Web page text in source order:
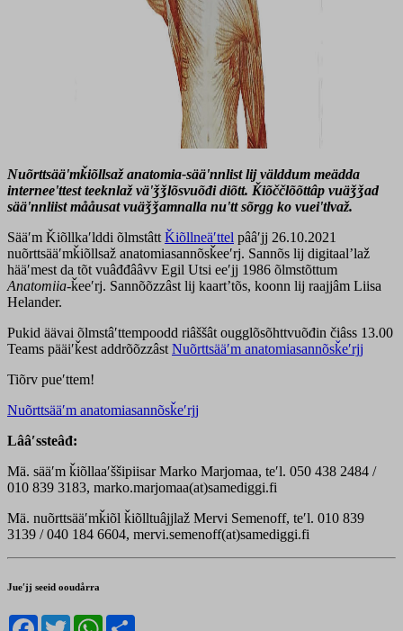
Nuõrttsääʹmǩiõllsaž anatomia-sääʹnnlist lij välddum meädda
interneeʹttest teeknlaž väʹǯǯlõsvuõđi diõtt. Ǩiõččlõõttâp vuäǯǯad
sääʹnnliist mååusat vuäǯǯamnalla nuʹtt sõrgg ko vueiʹtlvaž.
Sääʹm Ǩiõllkaʹlddi õlmstâtt Ǩiõllneäʹttel pââʹjj 26.10.2021
nuõrttsääʹmǩiõllsaž anatomiasannõsǩeeʹrj. Sannõs lij digitaalʼlaž
hääʹmest da tõt vuâđđââvv Egil Utsi eeʹjj 1986 õlmstõttum
Anatomiia-ǩeeʹrj. Sannõõzzâst lij kaartʼtõs, koonn lij raajjâm Liisa
Helander.
Pukid äävai õlmstâʹttempoodd riâššât ougglõsõhttvuõđin čiâss 13.00
Teams pääiʹǩest addrõõzzâst Nuõrttsääʹm anatomiasannõsǩeʹrjj
Tiõrv pueʹttem!
Nuõrttsääʹm anatomiasannõsǩeʹrjj
Lââʹssteâđ:
Mä. sääʹm ǩiõllaaʹššipiisar Marko Marjomaa, teʹl. 050 438 2484 /
010 839 3183, marko.marjomaa(at)samediggi.fi
Mä. nuõrttsääʹmǩiõl ǩiõlltuâjjlaž Mervi Semenoff, teʹl. 010 839
3139 / 040 184 6604, mervi.semenoff(at)samediggi.fi
Jueʹjj seeid ooudårra
Facebook
TwitterWhatsApp